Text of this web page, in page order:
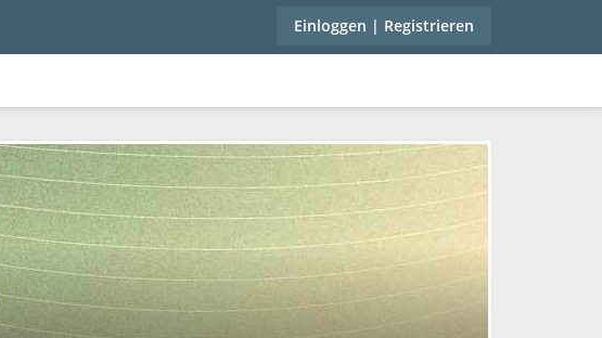
Einloggen | Registrieren